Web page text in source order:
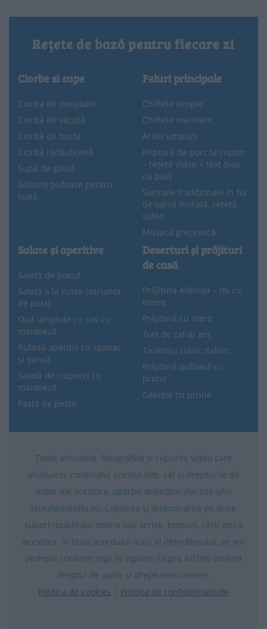
Rețete de bază pentru fiecare zi
Ciorbe si supe
Ciorba de perișoare
Ciorbă de văcuță
Ciorbă de burtă
Ciorbă rădăuțeană
Supă de găină
Găluște pufoase pentru
supă
Feluri principale
Chiftele simple
Chiftele marinate
Ardei umpluți
Friptură de porc la cuptor
– rețetă video + text (pas
cu pas)
Sarmale tradiționale în foi
de varză murată, rețetă
video
Musaca grecească
Salate și aperitive
Salată de boeuf
Salată a la russe (varianta
de post)
Ouă umplute cu sos cu
maioneză
Ruladă aperitiv cu spanac
și șuncă
Salată de ciuperci cu
maioneză
Pastă de pește
Deserturi și prăjituri
de casă
Prăjitura Albinița – foi cu
miere
Prăjitură cu mere
Tort de zahăr ars
Tiramisu clasic italian
Prăjitură pufoasă cu
prune
Găluște cu prune
Toate articolele, fotografiile și clipurile video care
alcătuiesc conținutul acestui site, cât și drepturile de
autor ale acestora, aparțin deținătorului site-ului
lauralaurentiu.ro. Copierea și diseminarea pe orice
suport (publicații online sau scrise, broșuri, cărți etc) a
acestora, în lipsa acordului scris al deținătorului, se vor
pedepsi conform legii în vigoare (Legea 8/1996 privind
dreptul de autor și drepturile conexe).
Politica de cookies | Politica de confidentialitate